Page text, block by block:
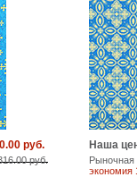
руб.
руб.
Наша
экономия